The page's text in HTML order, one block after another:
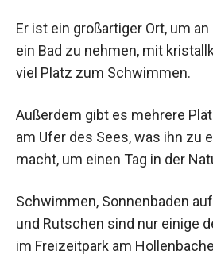
Er ist ein großartiger Ort, um
ein Bad zu nehmen, mit
viel Platz zum Schwimmen.
Außerdem gibt es mehrere
am Ufer des Sees, was ihn zu
macht, um einen Tag in der
Schwimmen, Sonnenbaden
und Rutschen sind nur einige
im Freizeitpark am